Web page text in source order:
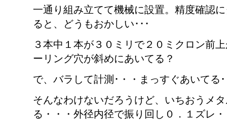
一通り組み立てて機械に設置。精度確認
ると、どうもおかしい･･･
３本中１本が３０ミリで２０ミクロン前
ーリング穴が斜めにあいてる？
で、バラして計測･・・まっすぐあいてる
そんなわけないだろうけど、いちおうメ
る・・・外径内径で振り回し０．１ズレ